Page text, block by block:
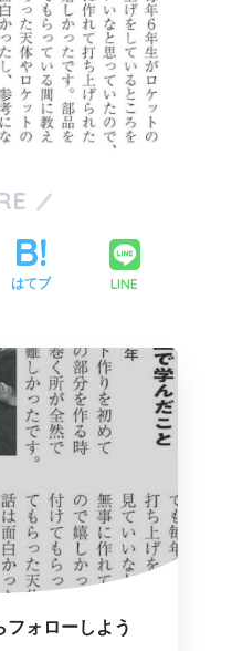
はてブ LINE
フォローしよう